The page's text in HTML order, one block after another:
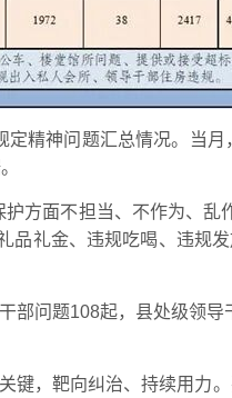
精神问题汇总情况。当
方面不担当、不作为、
礼金、违规吃喝、违规
部问题108起，县处级领
，靶向纠治、持续用力